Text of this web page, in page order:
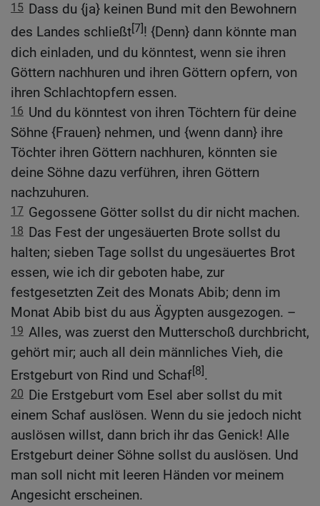
15 Dass du {ja} keinen Bund mit den Bewohnern
des Landes schließt[7]! {Denn} dann könnte man
dich einladen, und du könntest, wenn sie ihren
Göttern nachhuren und ihren Göttern opfern, von
ihren Schlachtopfern essen.
16 Und du könntest von ihren Töchtern für deine
Söhne {Frauen} nehmen, und {wenn dann} ihre
Töchter ihren Göttern nachhuren, könnten sie
deine Söhne dazu verführen, ihren Göttern
nachzuhuren.
17 Gegossene Götter sollst du dir nicht machen.
18 Das Fest der ungesäuerten Brote sollst du
halten; sieben Tage sollst du ungesäuertes Brot
essen, wie ich dir geboten habe, zur
festgesetzten Zeit des Monats Abib; denn im
Monat Abib bist du aus Ägypten ausgezogen. –
19 Alles, was zuerst den Mutterschoß durchbricht,
gehört mir; auch all dein männliches Vieh, die
Erstgeburt von Rind und Schaf[8].
20 Die Erstgeburt vom Esel aber sollst du mit
einem Schaf auslösen. Wenn du sie jedoch nicht
auslösen willst, dann brich ihr das Genick! Alle
Erstgeburt deiner Söhne sollst du auslösen. Und
man soll nicht mit leeren Händen vor meinem
Angesicht erscheinen.